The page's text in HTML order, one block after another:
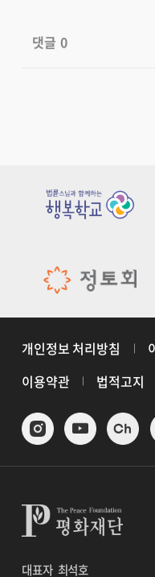
댓글 0
개인정보 처리방침
이용약관
법적고지
대표자 최석호